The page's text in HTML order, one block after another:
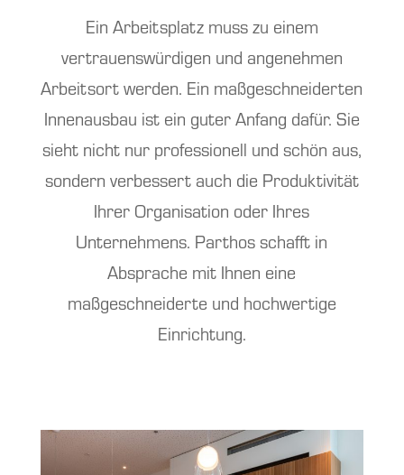
Ein Arbeitsplatz muss zu einem
vertrauenswürdigen und angenehmen
Arbeitsort werden. Ein maßgeschneiderten
Innenausbau ist ein guter Anfang dafür. Sie
sieht nicht nur professionell und schön aus,
sondern verbessert auch die Produktivität
Ihrer Organisation oder Ihres
Unternehmens. Parthos schafft in
Absprache mit Ihnen eine
maßgeschneiderte und hochwertige
Einrichtung.